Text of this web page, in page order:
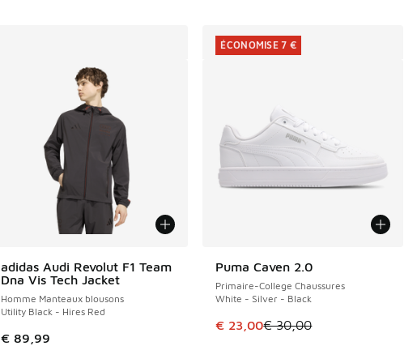
adidas Audi Revolut F1 Team
Dna Vis Tech Jacket
Homme Manteaux blousons
Utility Black - Hires Red
€ 89,99
Puma Caven 2.0
Primaire-College Chaussures
White - Silver - Black
Cet article est en promotion.
€ 23,00€ 30,00
ÉCONOMISE 7 €
ÉCONOMISE 7 €